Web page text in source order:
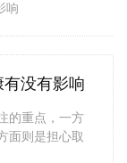
响
没有影响
的重点，一方
面则是担心取